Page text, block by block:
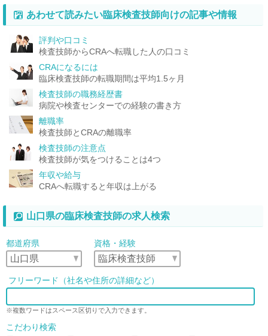
あわせて読みたい臨床検査技師向けの記事や情報
評判や口コミ
検査技師からCRAへ転職した人の口コミ
CRAになるには
臨床検査技師の転職期間は平均1.5ヶ月
検査技師の職務経歴書
病院や検査センターでの経験の書き方
離職率
検査技師とCRAの離職率
検査技師の注意点
検査技師が気をつけることは4つ
年収や給与
CRAへ転職すると年収は上がる
山口県の臨床検査技師の求人検索
都道府県 資格・経験
フリーワード（社名や住所の詳細など）
※複数ワードはスペース区切りで入力できます。
こだわり検索